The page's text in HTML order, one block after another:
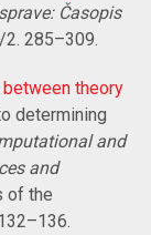
Časopis
285–309.
theory
determining
and
and
of the
136.